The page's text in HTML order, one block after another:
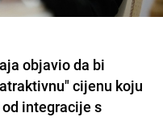
objavio da bi
cijenu koju
integracije s